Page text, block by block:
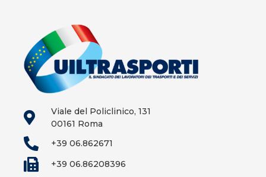
Viale del Policlinico, 131
00161 Roma
+39 06.862671
+39 06.86208396